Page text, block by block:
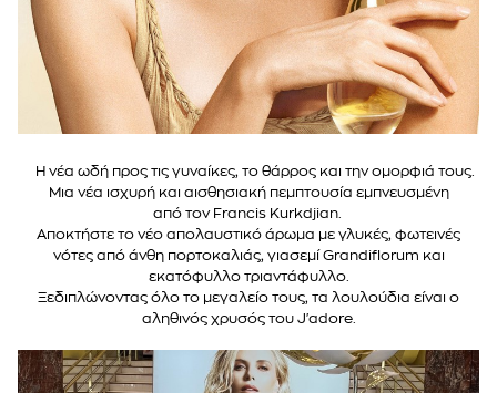
Η νέα ωδή προς τις γυναίκες, το θάρρος και την ομορφιά τους.
Μια νέα ισχυρή και αισθησιακή πεμπτουσία εμπνευσμένη
από τον Francis Kurkdjian.
Αποκτήστε το νέο απολαυστικό άρωμα με γλυκές, φωτεινές
νότες από άνθη πορτοκαλιάς, γιασεμί Grandiflorum και
εκατόφυλλο τριαντάφυλλο.
Ξεδιπλώνοντας όλο το μεγαλείο τους, τα λουλούδια είναι ο
αληθινός χρυσός του J'adore.